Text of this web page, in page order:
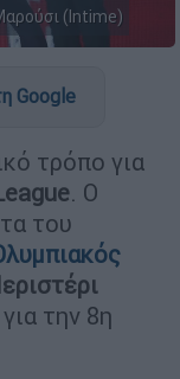
(Intime)
Google
τρόπο για
. Ο
του
την 8η